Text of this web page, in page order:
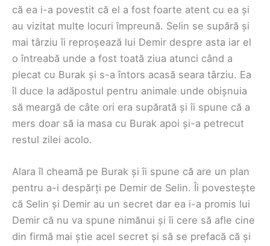
că ea i-a povestit că el a fost foarte atent cu ea și
au vizitat multe locuri împreună. Selin se supără și
mai târziu îi reproșează lui Demir despre asta iar el
o întreabă unde a fost toată ziua atunci când a
plecat cu Burak și s-a întors acasă seara târziu. Ea
îl duce la adăpostul pentru animale unde obișnuia
să meargă de câte ori era supărată și îi spune că a
mers doar să ia masa cu Burak apoi și-a petrecut
restul zilei acolo.
Alara îl cheamă pe Burak și îi spune că are un plan
pentru a-i despărți pe Demir de Selin. Îi povestește
că Selin și Demir au un secret dar ea i-a promis lui
Demir că nu va spune nimănui și îi cere să afle cine
din firmă mai știe acel secret și să se prefacă că și